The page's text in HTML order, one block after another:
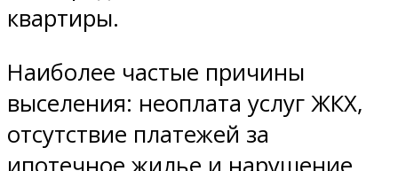
квартиры.
Наиболее частые причины
выселения: неоплата услуг ЖКХ,
отсутствие платежей за